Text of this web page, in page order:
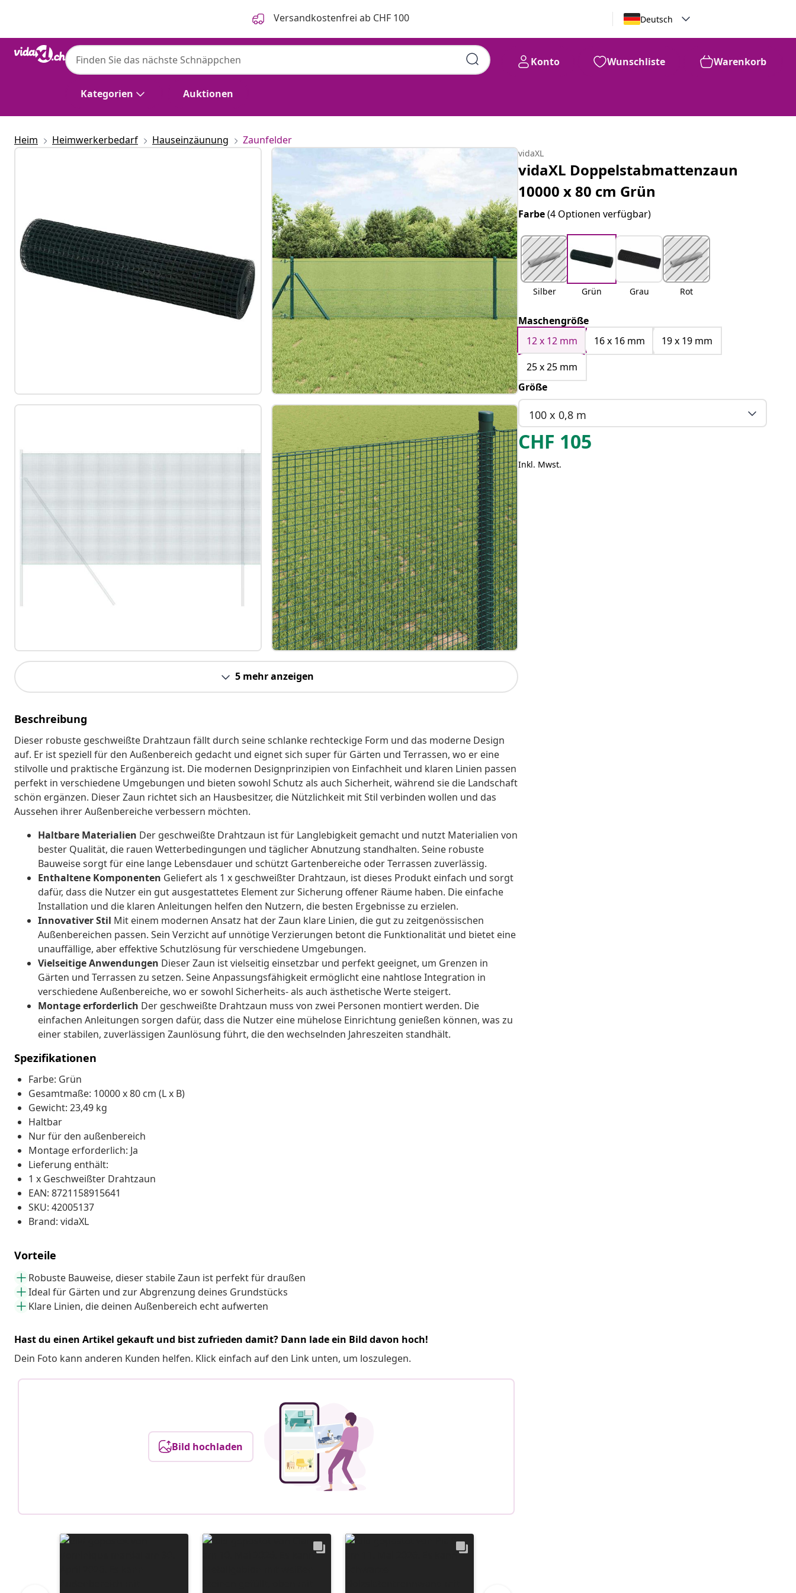
Versandkostenfrei ab CHF 100 Deutsch
Kategorien Auktionen
Konto Wunschliste Warenkorb
Heim Heimwerkerbedarf Hauseinzäunung Zaunfelder
5 mehr anzeigen
Beschreibung
Dieser robuste geschweißte Drahtzaun fällt durch seine schlanke rechteckige Form und das moderne Design
auf. Er ist speziell für den Außenbereich gedacht und eignet sich super für Gärten und Terrassen, wo er eine
stilvolle und praktische Ergänzung ist. Die modernen Designprinzipien von Einfachheit und klaren Linien passen
perfekt in verschiedene Umgebungen und bieten sowohl Schutz als auch Sicherheit, während sie die Landschaft
schön ergänzen. Dieser Zaun richtet sich an Hausbesitzer, die Nützlichkeit mit Stil verbinden wollen und das
Aussehen ihrer Außenbereiche verbessern möchten.
Haltbare Materialien Der geschweißte Drahtzaun ist für Langlebigkeit gemacht und nutzt Materialien von
bester Qualität, die rauen Wetterbedingungen und täglicher Abnutzung standhalten. Seine robuste
Bauweise sorgt für eine lange Lebensdauer und schützt Gartenbereiche oder Terrassen zuverlässig.
Enthaltene Komponenten Geliefert als 1 x geschweißter Drahtzaun, ist dieses Produkt einfach und sorgt
dafür, dass die Nutzer ein gut ausgestattetes Element zur Sicherung offener Räume haben. Die einfache
Installation und die klaren Anleitungen helfen den Nutzern, die besten Ergebnisse zu erzielen.
Innovativer Stil Mit einem modernen Ansatz hat der Zaun klare Linien, die gut zu zeitgenössischen
Außenbereichen passen. Sein Verzicht auf unnötige Verzierungen betont die Funktionalität und bietet eine
unauffällige, aber effektive Schutzlösung für verschiedene Umgebungen.
Vielseitige Anwendungen Dieser Zaun ist vielseitig einsetzbar und perfekt geeignet, um Grenzen in
Gärten und Terrassen zu setzen. Seine Anpassungsfähigkeit ermöglicht eine nahtlose Integration in
verschiedene Außenbereiche, wo er sowohl Sicherheits- als auch ästhetische Werte steigert.
Montage erforderlich Der geschweißte Drahtzaun muss von zwei Personen montiert werden. Die
einfachen Anleitungen sorgen dafür, dass die Nutzer eine mühelose Einrichtung genießen können, was zu
einer stabilen, zuverlässigen Zaunlösung führt, die den wechselnden Jahreszeiten standhält.
Spezifikationen
Farbe: Grün
Gesamtmaße: 10000 x 80 cm (L x B)
Gewicht: 23,49 kg
Haltbar
Nur für den außenbereich
Montage erforderlich: Ja
Lieferung enthält:
1 x Geschweißter Drahtzaun
EAN: 8721158915641
SKU: 42005137
Brand: vidaXL
Vorteile
Robuste Bauweise, dieser stabile Zaun ist perfekt für draußen
Ideal für Gärten und zur Abgrenzung deines Grundstücks
Klare Linien, die deinen Außenbereich echt aufwerten
Hast du einen Artikel gekauft und bist zufrieden damit? Dann lade ein Bild davon hoch!
Dein Foto kann anderen Kunden helfen. Klick einfach auf den Link unten, um loszulegen.
Bild hochladen
vidaXL
vidaXL Doppelstabmattenzaun
10000 x 80 cm Grün
Farbe(4 Optionen verfügbar)
Silber Grün Grau Rot
Maschengröße
12 x 12 mm
16 x 16 mm
19 x 19 mm
25 x 25 mm
Größe
100 x 0,8 m
CHF 105
Inkl. Mwst.